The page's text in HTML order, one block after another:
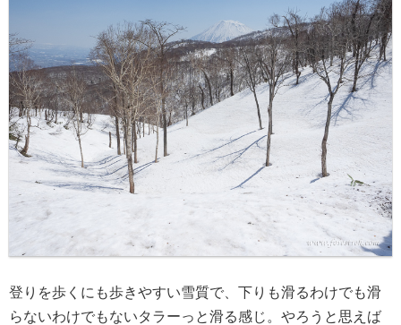
登りを歩くにも歩きやすい雪質で、下りも滑るわけでも滑
らないわけでもないタラーっと滑る感じ。やろうと思えば